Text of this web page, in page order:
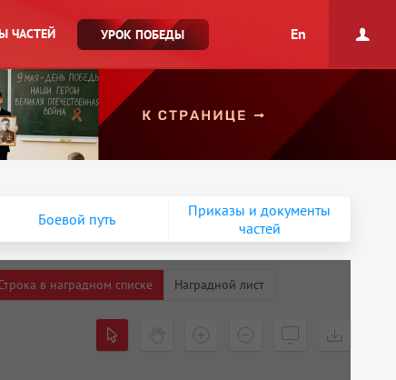
ЧАСТЕЙ УРОК ПОБЕДЫ En
Боевой путь
Приказы и документы
частей
в наградном списке Наградной лист